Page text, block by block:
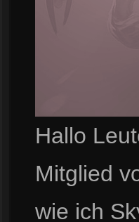
Hallo
Mitglied
wie ich